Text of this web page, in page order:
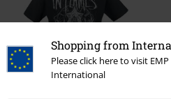
Shopping from
Please click here to visit
International